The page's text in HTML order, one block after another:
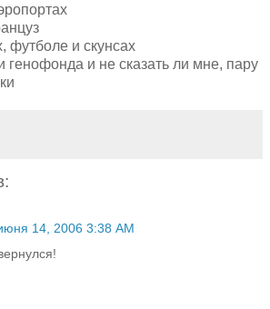
футболе и скунсах
генофонда и не сказать ли мне, пару
14, 2006 3:38 AM